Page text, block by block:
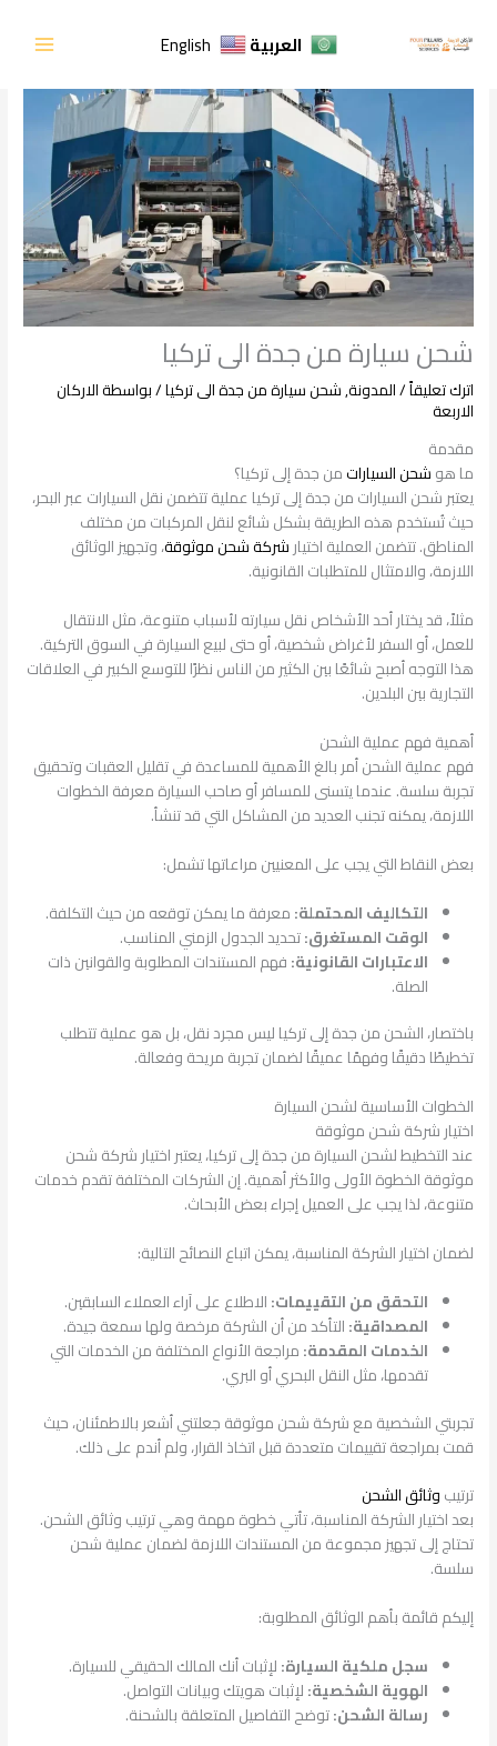
المحتوى
العربية English
شحن سيارة من جدة الى تركيا
اترك تعليقاً/المدونة,شحن سيارة من جدة الى تركيا/ بواسطةالاركان
الاربعة
مقدمة
ما هوشحن السياراتمن جدة إلى تركيا؟
يعتبر شحن السيارات من جدة إلى تركيا عملية تتضمن نقل السيارات عبر البحر،
حيث تُستخدم هذه الطريقة بشكل شائع لنقل المركبات من مختلف
المناطق. تتضمن العملية اختيارشركة شحن موثوقة، وتجهيز الوثائق
اللازمة، والامتثال للمتطلبات القانونية.
مثلاً، قد يختار أحد الأشخاص نقل سيارته لأسباب متنوعة، مثل الانتقال
للعمل، أو السفر لأغراض شخصية، أو حتى لبيع السيارة في السوق التركية.
هذا التوجه أصبح شائعًا بين الكثير من الناس نظرًا للتوسع الكبير في العلاقات
التجارية بين البلدين.
أهمية فهم عملية الشحن
فهم عملية الشحن أمر بالغ الأهمية للمساعدة في تقليل العقبات وتحقيق
تجربة سلسة. عندما يتسنى للمسافر أو صاحب السيارة معرفة الخطوات
اللازمة، يمكنه تجنب العديد من المشاكل التي قد تنشأ.
بعض النقاط التي يجب على المعنيين مراعاتها تشمل:
التكاليف المحتملة:معرفة ما يمكن توقعه من حيث التكلفة.
الوقت المستغرق:تحديد الجدول الزمني المناسب.
الاعتبارات القانونية:فهم المستندات المطلوبة والقوانين ذات
الصلة.
باختصار، الشحن من جدة إلى تركيا ليس مجرد نقل، بل هو عملية تتطلب
تخطيطًا دقيقًا وفهمًا عميقًا لضمان تجربة مريحة وفعالة.
الخطوات الأساسية لشحن السيارة
اختيار شركة شحن موثوقة
عند التخطيط لشحن السيارة من جدة إلى تركيا، يعتبر اختيار شركة شحن
موثوقة الخطوة الأولى والأكثر أهمية. إن الشركات المختلفة تقدم خدمات
متنوعة، لذا يجب على العميل إجراء بعض الأبحاث.
لضمان اختيار الشركة المناسبة، يمكن اتباع النصائح التالية:
التحقق من التقييمات:الاطلاع على آراء العملاء السابقين.
المصداقية:التأكد من أن الشركة مرخصة ولها سمعة جيدة.
الخدمات المقدمة:مراجعة الأنواع المختلفة من الخدمات التي
تقدمها، مثل النقل البحري أو البري.
تجربتي الشخصية مع شركة شحن موثوقة جعلتني أشعر بالاطمئنان، حيث
قمت بمراجعة تقييمات متعددة قبل اتخاذ القرار، ولم أندم على ذلك.
ترتيبوثائق الشحن
بعد اختيار الشركة المناسبة، تأتي خطوة مهمة وهي ترتيب وثائق الشحن.
تحتاج إلى تجهيز مجموعة من المستندات اللازمة لضمان عملية شحن
سلسة.
إليكم قائمة بأهم الوثائق المطلوبة:
سجل ملكية السيارة:لإثبات أنك المالك الحقيقي للسيارة.
الهوية الشخصية:لإثبات هويتك وبيانات التواصل.
رسالة الشحن:توضح التفاصيل المتعلقة بالشحنة.